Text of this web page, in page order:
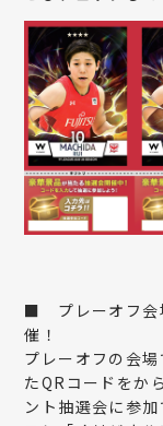
■ プレーオフ
催！
プレーオフの会
たQRコードをか
ント抽選会に参